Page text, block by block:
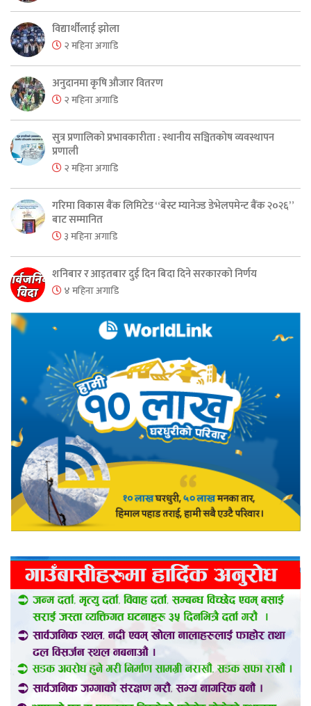
विद्यार्थीलाई झोला
२ महिना अगाडि
अनुदानमा कृषि औजार वितरण
२ महिना अगाडि
सुत्र प्रणालिको प्रभावकारीता : स्थानीय सञ्चितकोष व्यवस्थापन
प्रणाली
२ महिना अगाडि
गरिमा विकास बैंक लिमिटेड “बेस्ट म्यानेज्ड डेभेलपमेन्ट बैंक २०२६”
बाट सम्मानित
३ महिना अगाडि
शनिबार र आइतबार दुई दिन बिदा दिने सरकारको निर्णय
४ महिना अगाडि